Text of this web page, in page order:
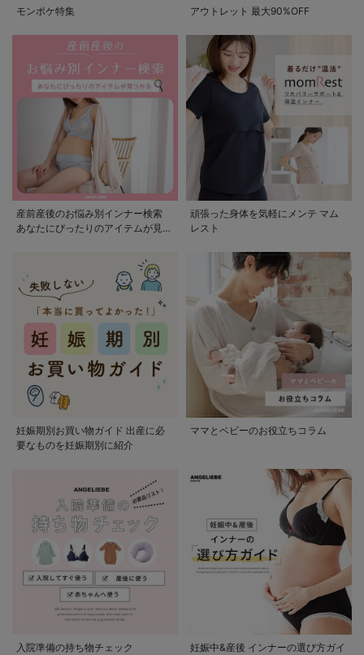
モンポケ特集 アウトレット 最大90%OFF
産前産後のお悩み別インナー検索
あなたにぴったりのアイテムが見つ
頑張った身体を気軽にメンテ マム
レスト
妊娠期別お買い物ガイド 出産に必
要なものを妊娠期別に紹介
ママとベビーのお役立ちコラム
入院準備の持ち物チェック
妊娠中&産後 インナーの選び方ガイ